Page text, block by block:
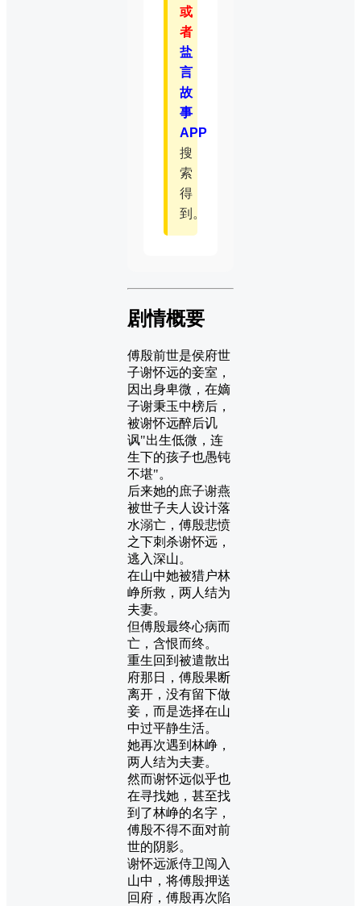
或
者
盐
言
故
事
APP
搜
索
得
到。
剧情概要
傅殷前世是侯府世
子谢怀远的妾室，
因出身卑微，在嫡
子谢秉玉中榜后，
被谢怀远醉后讥
讽"出生低微，连
生下的孩子也愚钝
不堪"。
后来她的庶子谢燕
被世子夫人设计落
水溺亡，傅殷悲愤
之下刺杀谢怀远，
逃入深山。
在山中她被猎户林
峥所救，两人结为
夫妻。
但傅殷最终心病而
亡，含恨而终。
重生回到被遣散出
府那日，傅殷果断
离开，没有留下做
妾，而是选择在山
中过平静生活。
她再次遇到林峥，
两人结为夫妻。
然而谢怀远似乎也
在寻找她，甚至找
到了林峥的名字，
傅殷不得不面对前
世的阴影。
谢怀远派侍卫闯入
山中，将傅殷押送
回府，傅殷再次陷